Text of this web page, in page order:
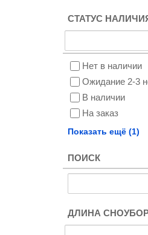
СТАТУС
Нет в наличии
Ожидание 2-3
В наличии
На заказ
Снят с
Показать ещё (1)
ПОИСК
ДЛИНА